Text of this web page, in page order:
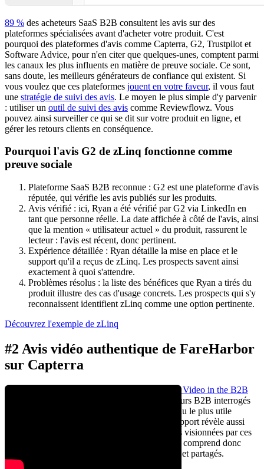
89 % des acheteurs SaaS B2B consultent les avis sur des
plateformes spécialisées avant d'acheter votre produit. C'est
pourquoi des plateformes d'avis comme Capterra, G2, Trustpilot et
Software Advice, pour n'en citer que quelques-unes, comptent parmi
les canaux les plus influents en matière de preuve sociale. Ce sont,
sans doute, les meilleurs générateurs de confiance qui existent. Si
vous voulez que ces plateformes jouent en votre faveur, il vous faut
une stratégie de suivi des avis. Le moyen le plus simple d'y parvenir
: utiliser un outil de suivi des avis comme Reviewflowz. Vous
pouvez ainsi surveiller ce qui se dit sur votre produit en ligne, et
gérer les retours clients en conséquence.
Pourquoi l'avis G2 de zLinq fonctionne comme
preuve sociale
Plateforme SaaS B2B reconnue : G2 est une plateforme d'avis
réputée, qui vérifie les avis publiés sur les produits.
Avis vérifié : ici, Ryan a été vérifié par G2 via LinkedIn en
tant que personne réelle. La date affichée à côté de l'avis, ainsi
que la mention « utilisateur actuel » du produit, rassurent le
lecteur : l'avis est récent, donc pertinent.
Expérience détaillée : Ryan détaille la mise en place et le
support qu'il a reçus de zLinq. Les prospects savent ainsi
exactement à quoi s'attendre.
Problèmes résolus : la liste des bénéfices que Ryan a tirés du
produit illustre des cas d'usage concrets. Les prospects qui s'y
reconnaissent identifient zLinq comme une option pertinente.
Découvrez l'exemple de zLinq
#2 Avis vidéo authentique de FareHarbor
sur Capterra
Le rapport 2022 de Brightcove « The Power of Video in the B2B
indique que 65 % des acheteurs B2B interrogés
considèrent la vidéo comme le format de contenu le plus utile
lorsqu'ils recherchent une solution. Le même rapport révèle aussi
que, sur les trois derniers mois, 39 % des vidéos visionnées par ces
acheteurs étaient des avis produits en vidéo. On comprend donc
pourquoi les avis vidéo méritent d'être collectés et partagés.